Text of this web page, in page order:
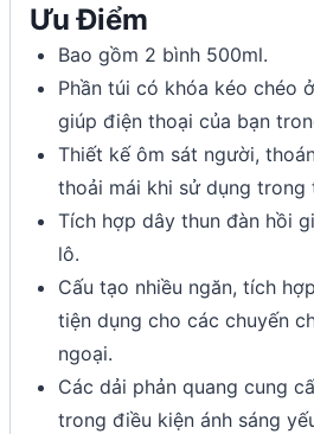
Ưu Điểm
Bao gồm 2 bình 500ml.
Phần túi có khóa kéo chéo
giúp điện thoại của bạn
Thiết kế ôm sát người,
thoải mái khi sử dụng trong
Tích hợp dây thun đàn hồi
lô.
Cấu tạo nhiều ngăn, tích
tiện dụng cho các chuyến
ngoại.
Các dải phản quang cung
trong điều kiện ánh sáng